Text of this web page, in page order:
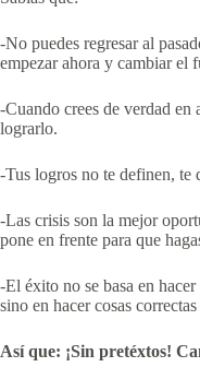
-No puedes regresar al
empezar ahora y cambiar el
-Cuando crees de verdad en
lograrlo.
-Tus logros no te definen, te
-Las crisis son la mejor
pone en frente para que
-El éxito no se basa en
sino en hacer cosas
Así que: ¡Sin pretéxtos!